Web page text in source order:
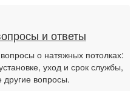
и ответы
о натяжных потолках:
уход и срок службы,
другие вопросы.